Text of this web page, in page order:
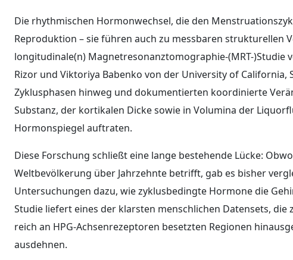
Die rhythmischen Hormonwechsel, die den
Reproduktion – sie führen auch zu messbaren strukturellen
longitudinale(n) Magnetresonanztomographie-(MRT-
Rizor und Viktoriya Babenko von der University of California,
Zyklusphasen hinweg und dokumentierten koordinierte
Substanz, der kortikalen Dicke sowie in Volumina der
Hormonspiegel auftraten.
Diese Forschung schließt eine lange bestehende Lücke:
Weltbevölkerung über Jahrzehnte betrifft, gab es bisher
Untersuchungen dazu, wie zyklusbedingte Hormone die
Studie liefert eines der klarsten menschlichen Datensets, die
reich an HPG-Achsenrezeptoren besetzten Regionen
ausdehnen.